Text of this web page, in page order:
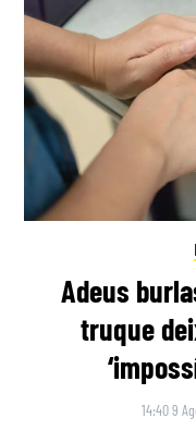
Adeus
truque
14:40 9